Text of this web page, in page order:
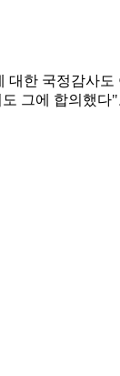
한 국정감사
그에 합의했다